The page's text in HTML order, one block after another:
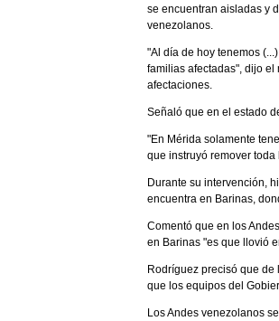
se encuentran aisladas y
venezolanos.
"Al día de hoy tenemos
familias afectadas", dijo
afectaciones.
Señaló que en el estado
"En Mérida solamente
que instruyó remover
Durante su intervención,
encuentra en Barinas,
Comentó que en los
en Barinas "es que llovió
Rodríguez precisó que
que los equipos del
Los Andes venezolanos